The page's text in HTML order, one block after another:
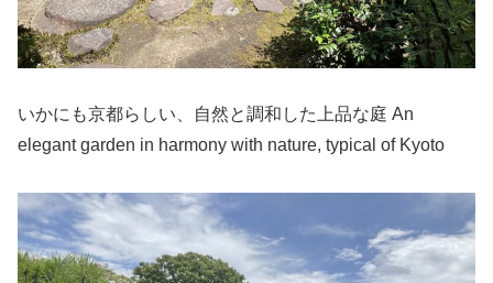
いかにも京都らしい、自然と調和した上品な庭 An
elegant garden in harmony with nature, typical of Kyoto